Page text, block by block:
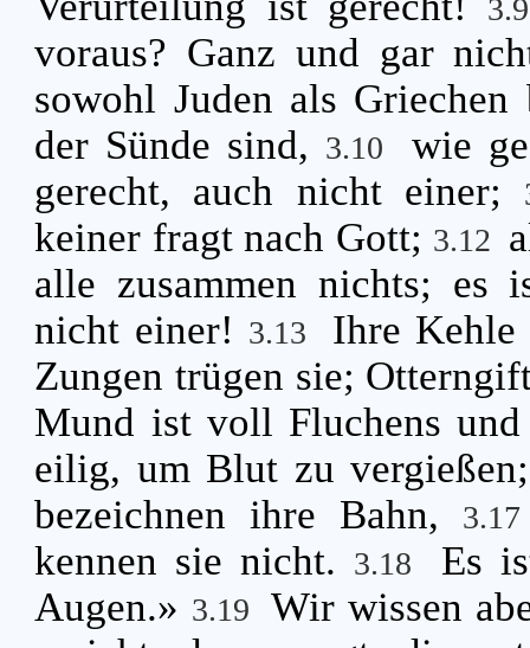
voraus? Ganz und gar
sowohl Juden als
der Sünde sind, 3.10
wie
gerecht, auch nicht einer;
keiner fragt nach Gott; 3.12
alle zusammen nichts; es
nicht einer! 3.13
Ihre
Zungen trügen sie;
Mund ist voll Fluchens
eilig, um Blut zu
bezeichnen ihre Bahn,
kennen sie nicht. 3.18
Es
Augen.» 3.19
Wir wissen